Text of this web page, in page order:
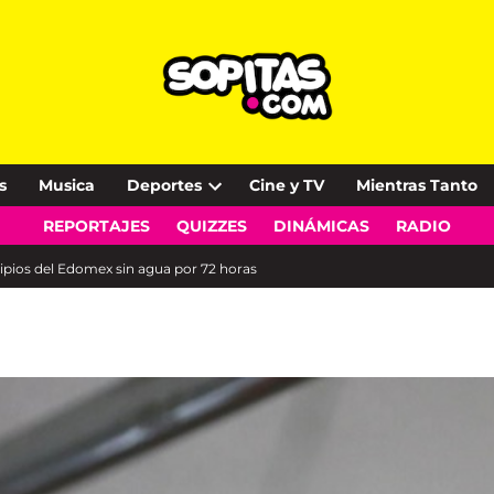
Musica Deportes
Open
dropdown
Cine y TV Mientras Tanto
REPORTAJES QUIZZES DINÁMICAS RADIO
del Edomex sin agua por 72 horas